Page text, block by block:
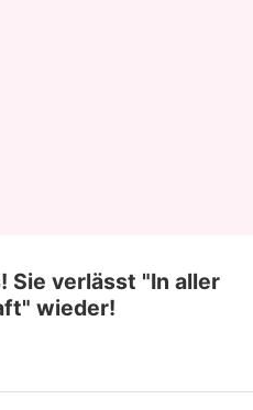
Sie verlässt "In aller
wieder!